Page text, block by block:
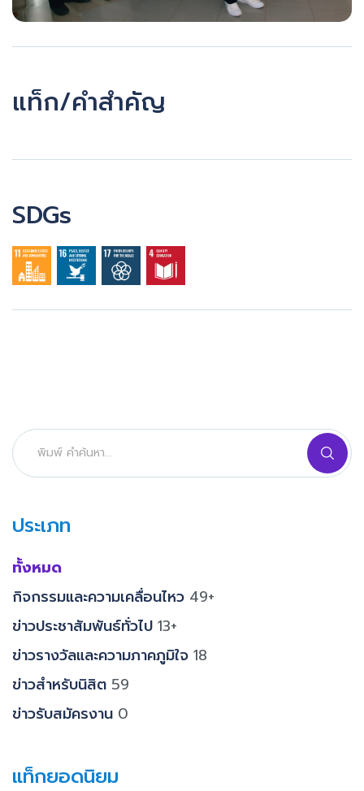
แท็ก/คำสำคัญ
SDGs
ประเภท
ทั้งหมด
กิจกรรมและความเคลื่อนไหว 49+
ข่าวประชาสัมพันธ์ทั่วไป 13+
ข่าวรางวัลและความภาคภูมิใจ 18
ข่าวสำหรับนิสิต 59
ข่าวรับสมัครงาน 0
แท็กยอดนิยม